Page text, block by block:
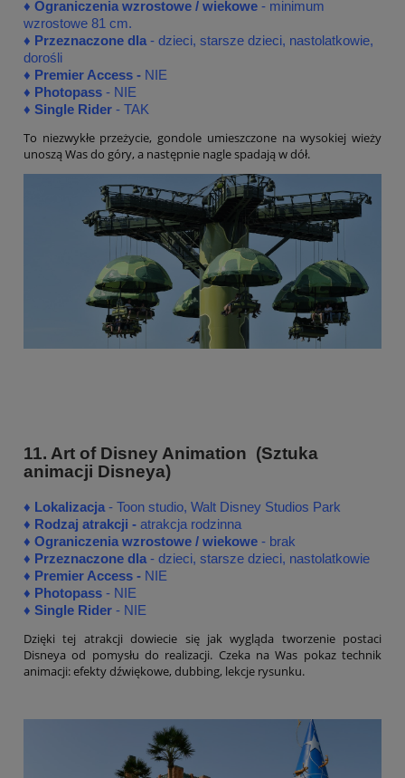
♦ Ograniczenia wzrostowe / wiekowe - minimum
wzrostowe 81 cm.
♦ Przeznaczone dla - dzieci, starsze dzieci, nastolatkowie,
dorośli
♦ Premier Access - NIE
♦ Photopass - NIE
♦ Single Rider - TAK
To niezwykłe przeżycie, gondole umieszczone na wysokiej wieży
unoszą Was do góry, a następnie nagle spadają w dół.
11. Art of Disney Animation (Sztuka
animacji Disneya)
♦ Lokalizacja- Toon studio, Walt Disney Studios Park
♦ Rodzaj atrakcji - atrakcja rodzinna
♦ Ograniczenia wzrostowe / wiekowe - brak
♦ Przeznaczone dla- dzieci, starsze dzieci, nastolatkowie
♦ Premier Access - NIE
♦ Photopass - NIE
♦ Single Rider - NIE
Dzięki tej atrakcji dowiecie się jak wygląda tworzenie postaci
Disneya od pomysłu do realizacji. Czeka na Was pokaz technik
animacji: efekty dźwiękowe, dubbing, lekcje rysunku.